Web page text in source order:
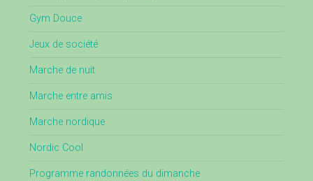
Gym Douce
Jeux de société
Marche de nuit
Marche entre amis
Marche nordique
Nordic Cool
Programme randonnées du dimanche